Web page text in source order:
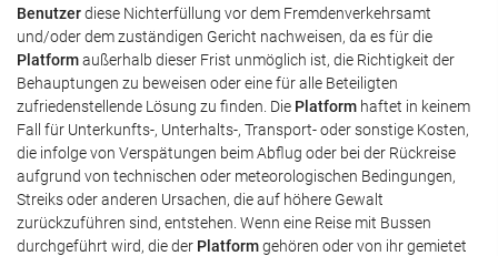
Benutzerdiese Nichterfüllung vor dem Fremdenverkehrsamt
und/oder dem zuständigen Gericht nachweisen, da es für die
Platformaußerhalb dieser Frist unmöglich ist, die Richtigkeit der
Behauptungen zu beweisen oder eine für alle Beteiligten
zufriedenstellende Lösung zu finden. Die Platform haftet in keinem
Fall für Unterkunfts-, Unterhalts-, Transport- oder sonstige Kosten,
die infolge von Verspätungen beim Abflug oder bei der Rückreise
aufgrund von technischen oder meteorologischen Bedingungen,
Streiks oder anderen Ursachen, die auf höhere Gewalt
zurückzuführen sind, entstehen. Wenn eine Reise mit Bussen
durchgeführt wird, die der Platformgehören oder von ihr gemietet